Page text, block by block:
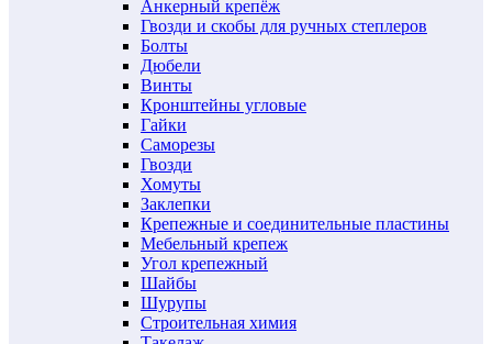
Анкерный крепёж
Гвозди и скобы для ручных степлеров
Болты
Дюбели
Винты
Кронштейны угловые
Гайки
Саморезы
Гвозди
Хомуты
Заклепки
Крепежные и соединительные пластины
Мебельный крепеж
Угол крепежный
Шайбы
Шурупы
Строительная химия